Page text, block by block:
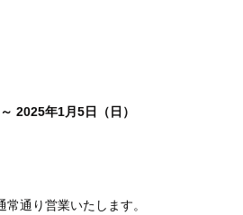
2025年1月5日（日）
通り営業いたします。